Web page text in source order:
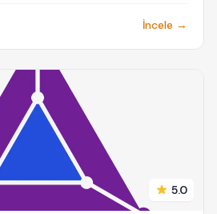
İncele →
5.0